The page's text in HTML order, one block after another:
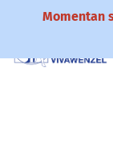
Momentan